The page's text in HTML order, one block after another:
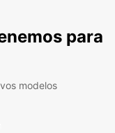
para
modelos